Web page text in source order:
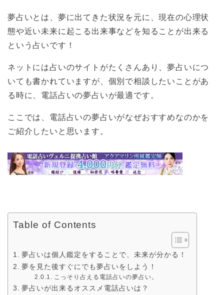
夢占いとは、夢に出てきた状況を元に、現在の心理状
態や近い未来に起こる出来事などを知ることが出来る
という占いです！
ネットには占いのサイトがたくさんあり、夢占いにつ
いても書かれていますが、個別で相談したいことがあ
る時に、電話占いの夢占いが最適です。
ここでは、電話占いの夢占いがなぜおすすめなのかを
ご紹介したいと思います。
Table of Contents
夢占いは個人鑑定をすることで、未来が分かる！
夢を見た後すぐにでも夢占いをしよう！
こっそり占える電話占いの夢占い。
夢占いが出来るオススメ電話占いは？